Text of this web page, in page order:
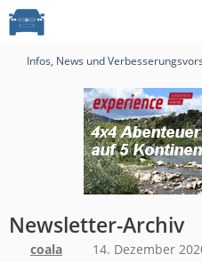
Infos, News und
Newsletter-Archiv
coala 14. Dezember